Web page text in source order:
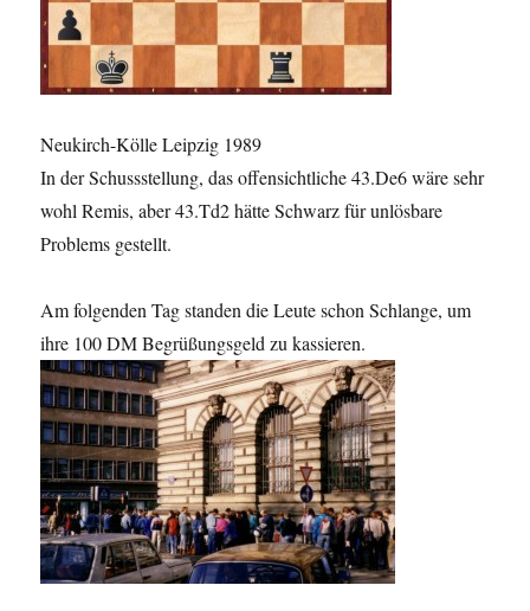
Neukirch-Kölle Leipzig 1989
In der Schussstellung, das offensichtliche 43.De6 wäre sehr
wohl Remis, aber 43.Td2 hätte Schwarz für unlösbare
Problems gestellt.
Am folgenden Tag standen die Leute schon Schlange, um
ihre 100 DM Begrüßungsgeld zu kassieren.